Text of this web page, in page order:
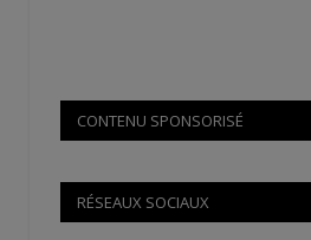
CONTENU SPONSORISÉ
RÉSEAUX SOCIAUX